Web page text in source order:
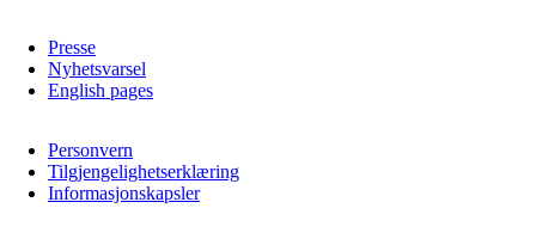
Presse
Nyhetsvarsel
English pages
Personvern
Tilgjengelighetserklæring
Informasjonskapsler